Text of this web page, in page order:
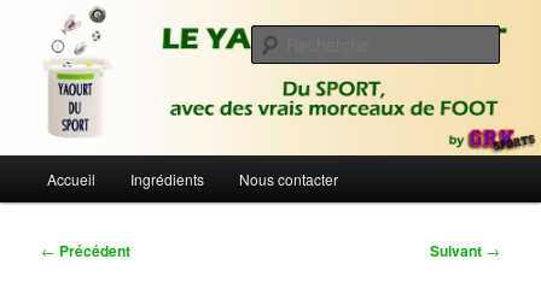
contenu
Le Yaourt du Sport
Du sport avec des vrais morceaux de foot | Gronique's Sports Blog
principal
Accueil Ingrédients Nous contacter
Navigation
← Précédent Suivant →